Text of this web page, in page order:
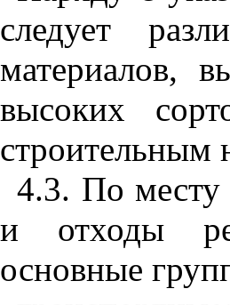
следует
материа­лов,
высоких
строительным
4.3. По месту
и отходы
основные